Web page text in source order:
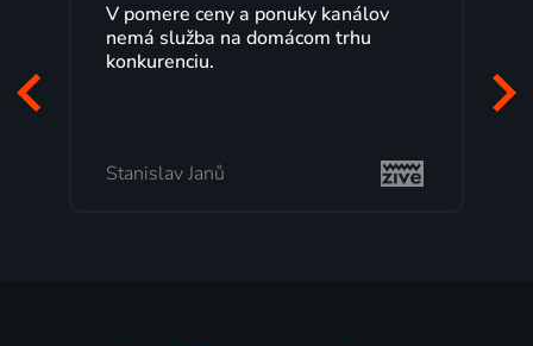
V pomere ceny a ponuky kanálov
nemá služba na domácom trhu
konkurenciu.
Stanislav Janů
to,